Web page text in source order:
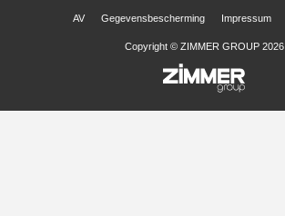
AV Gegevensbescherming Impressum
Copyright © ZIMMER GROUP 2026